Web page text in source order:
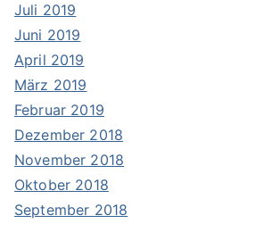
Juli 2019
Juni 2019
April 2019
März 2019
Februar 2019
Dezember 2018
November 2018
Oktober 2018
September 2018